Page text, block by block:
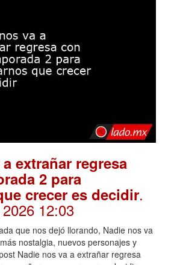
extrañar regresa
2 para
crecer es decidir.
12:03
que nos dejó llorando, Nadie nos va
nostalgia, nuevos personajes y
Nadie nos va a extrañar regresa